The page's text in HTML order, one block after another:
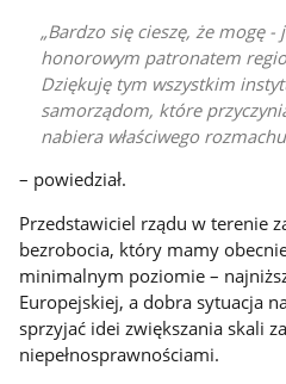
Bardzo się cieszę, że mogę
honorowym patronatem
Dziękuję tym wszystkim
samorządom, które
nabiera właściwego rozmachu
– powiedział.
Przedstawiciel rządu w terenie
bezrobocia, który mamy
minimalnym poziomie –
Europejskiej, a dobra sytuacja
sprzyjać idei zwiększania skali
niepełnosprawnościami.